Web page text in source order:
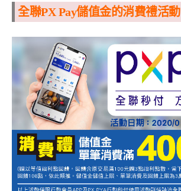
全聯PX Pay儲值金的消費禮活動